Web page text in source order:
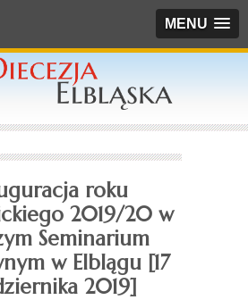
MENU
roku
2019/20 w
Seminarium
w Elblągu [17
2019]